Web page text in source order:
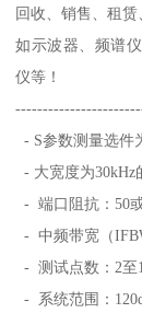
回收、销售、租
如示波器、频谱
仪等！
- S参数测量选件
- 大宽度为30kHz
- 端口阻抗：50
- 中频带宽（
- 测试点数：2至
- 系统范围：